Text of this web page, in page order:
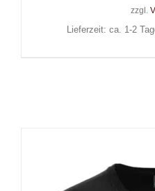
zzgl.
Lieferzeit: ca. 1-2